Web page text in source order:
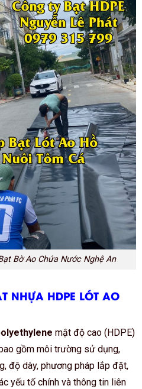
Bờ Ao Chứa Nước Nghệ An
NHỰA HDPE LÓT AO
mật độ cao (HDPE)
gồm môi trường sử dụng,
độ dày, phương pháp lắp đặt,
yếu tố chính và thông tin liên